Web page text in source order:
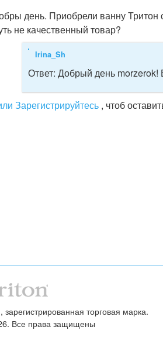
день. Приобрели ванну
не качественный товар?
Irina_Sh
Ответ: Добрый день morzerok!
Зарегистрируйтесь , чтоб
торговая марка.
Все права защищены